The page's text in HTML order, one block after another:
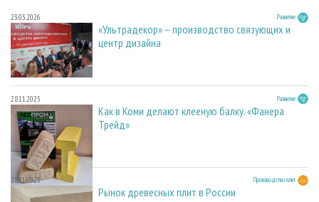
23.03.2026 Развитие
«Ультрадекор» – производство связующих и
центр дизайна
28.11.2025 Развитие
Как в Коми делают клееную балку. «Фанера
Трейд»
28.11.2025 Производство плит
Рынок древесных плит в России